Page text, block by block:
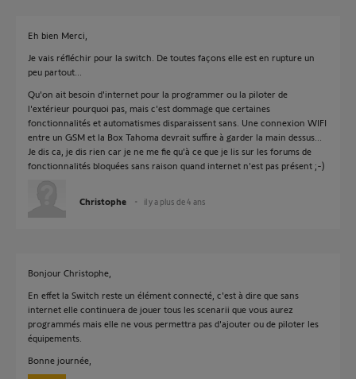
Eh bien Merci,
Je vais réfléchir pour la switch. De toutes façons elle est en rupture un
peu partout...
Qu'on ait besoin d'internet pour la programmer ou la piloter de
l'extérieur pourquoi pas, mais c'est dommage que certaines
fonctionnalités et automatismes disparaissent sans. Une connexion WIFI
entre un GSM et la Box Tahoma devrait suffire à garder la main dessus...
Je dis ca, je dis rien car je ne me fie qu'à ce que je lis sur les forums de
fonctionnalités bloquées sans raison quand internet n'est pas présent ;-)
Christophe il y a plus de 4 ans
Bonjour Christophe,
En effet la Switch reste un élément connecté, c'est à dire que sans
internet elle continuera de jouer tous les scenarii que vous aurez
programmés mais elle ne vous permettra pas d'ajouter ou de piloter les
équipements.
Bonne journée,